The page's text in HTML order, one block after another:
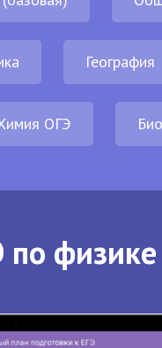
География
ОГЭ